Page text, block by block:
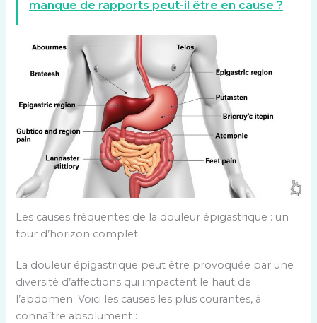
manque de rapports peut-il être en cause ?
Les causes fréquentes de la douleur épigastrique : un
tour d’horizon complet
La douleur épigastrique peut être provoquée par une
diversité d’affections qui impactent le haut de
l’abdomen. Voici les causes les plus courantes, à
connaître absolument :